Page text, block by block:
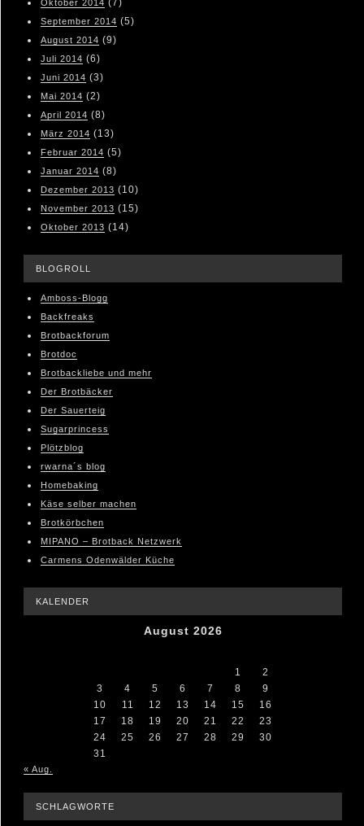
Oktober 2014 (7)
September 2014 (5)
August 2014 (9)
Juli 2014 (6)
Juni 2014 (3)
Mai 2014 (2)
April 2014 (8)
März 2014 (13)
Februar 2014 (5)
Januar 2014 (8)
Dezember 2013 (10)
November 2013 (15)
Oktober 2013 (14)
BLOGROLL
Amboss-Blogg
Backfreaks
Brotbackforum
Brotdoc
Brotbackliebe und mehr
Der Brotbäcker
Der Sauerteig
Sugarprincess
Plötzblog
rwarna´s blog
Homebaking
Käse selber machen
Brotkörbchen
MIPANO – Brotback Netzwerk
Carmens Odenwälder Küche
KALENDER
August 2026
1
2
3
4 5 6 7 8
9
10
11 12 13 14 15
16
17
18 19 20 21 22
23
24
25 26 27 28 29
30
31
« Aug.
SCHLAGWORTE